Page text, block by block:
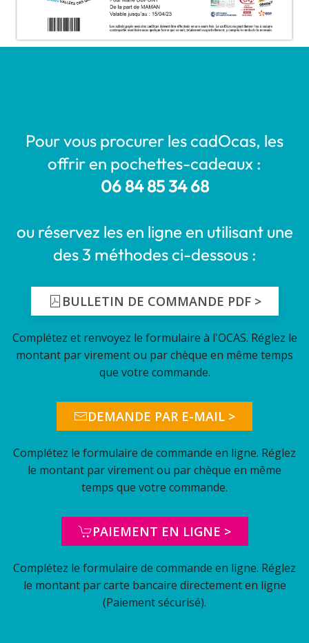
Pour vous procurer les cadOcas, les
offrir en pochettes-cadeaux :
06 84 85 34 68
ou réservez les en ligne en utilisant une
des 3 méthodes ci-dessous :
BULLETIN DE COMMANDE PDF >
Complétez et renvoyez le formulaire à l'OCAS. Réglez le
montant par virement ou par chèque en même temps
que votre commande.
DEMANDE PAR E-MAIL >
Complétez le formulaire de commande en ligne. Réglez
le montant par virement ou par chèque en même
temps que votre commande.
PAIEMENT EN LIGNE >
Complétez le formulaire de commande en ligne. Réglez
le montant par carte bancaire directement en ligne
(Paiement sécurisé).